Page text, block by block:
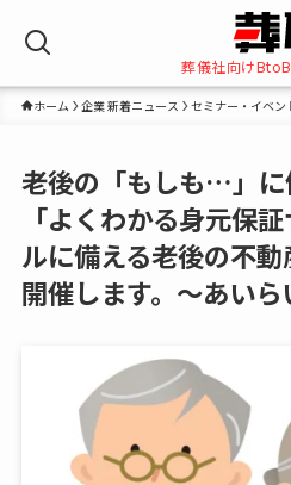
葬儀社向け
ホーム 企業 新着ニュース セミナー・イベン
⽼後の「もしも…」に
「よくわかる⾝元保
ルに備える⽼後の不動
開催します。～あいら